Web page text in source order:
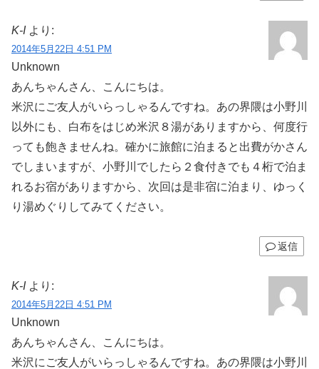
K-I より:
2014年5月22日 4:51 PM
Unknown
あんちゃんさん、こんにちは。
米沢にご友人がいらっしゃるんですね。あの界隈は小野川
以外にも、白布をはじめ米沢８湯がありますから、何度行
っても飽きませんね。確かに旅館に泊まると出費がかさん
でしまいますが、小野川でしたら２食付きでも４桁で泊ま
れるお宿がありますから、次回は是非宿に泊まり、ゆっく
り湯めぐりしてみてください。
返信
K-I より:
2014年5月22日 4:51 PM
Unknown
あんちゃんさん、こんにちは。
米沢にご友人がいらっしゃるんですね。あの界隈は小野川